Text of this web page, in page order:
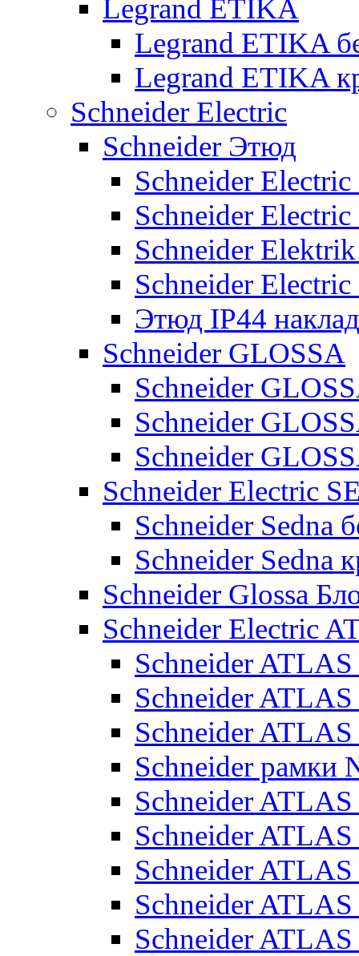
Legrand ETIKA
Legrand ETIKA
Legrand ETIKA
Schneider Electric
Schneider Этюд
Schneider
Schneider
Schneider
Schneider
Этюд IP44
Schneider GLOSSA
Schneider
Schneider
Schneider
Schneider Electric
Schneider Sedna
Schneider Sedna
Schneider Glossa
Schneider Electric
Schneider
Schneider
Schneider
Schneider рамки
Schneider
Schneider
Schneider
Schneider
Schneider